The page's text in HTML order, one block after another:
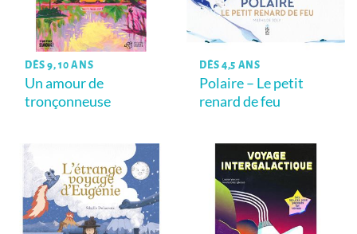
DÈS 9, 10 ANS
Un amour de
tronçonneuse
DÈS 4,5 ANS
Polaire – Le petit
renard de feu